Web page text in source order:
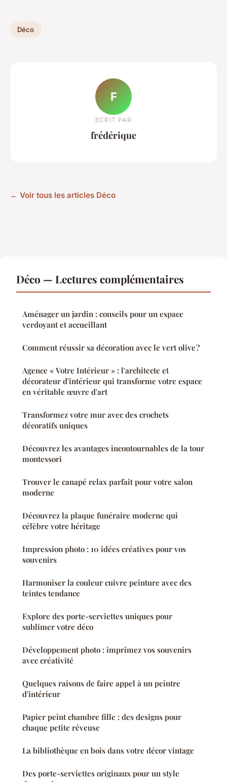
Déco
F
ECRIT PAR
frédérique
← Voir tous les articles Déco
Déco — Lectures complémentaires
Aménager un jardin : conseils pour un espace
verdoyant et accueillant
Comment réussir sa décoration avec le vert olive ?
Agence « Votre Intérieur » : l'architecte et
décorateur d'intérieur qui transforme votre espace
en véritable œuvre d'art
Transformez votre mur avec des crochets
décoratifs uniques
Découvrez les avantages incontournables de la tour
montessori
Trouver le canapé relax parfait pour votre salon
moderne
Découvrez la plaque funéraire moderne qui
célèbre votre héritage
Impression photo : 10 idées créatives pour vos
souvenirs
Harmoniser la couleur cuivre peinture avec des
teintes tendance
Explore des porte-serviettes uniques pour
sublimer votre déco
Développement photo : imprimez vos souvenirs
avec créativité
Quelques raisons de faire appel à un peintre
d'intérieur
Papier peint chambre fille : des designs pour
chaque petite rêveuse
La bibliothèque en bois dans votre décor vintage
Des porte-serviettes originaux pour un style